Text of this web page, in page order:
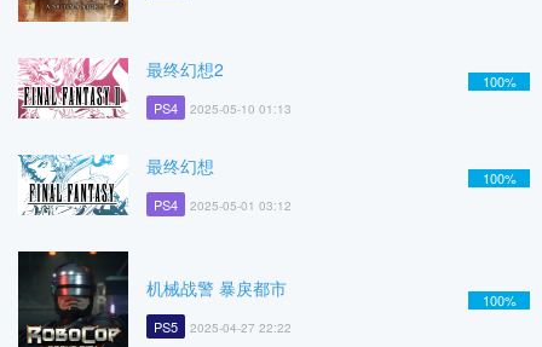
最终幻想2
PS4 2025-05-10 01:13
100%
最终幻想
PS4 2025-05-01 03:12
100%
机械战警 暴戾都市
PS5 2025-04-27 22:22
100%